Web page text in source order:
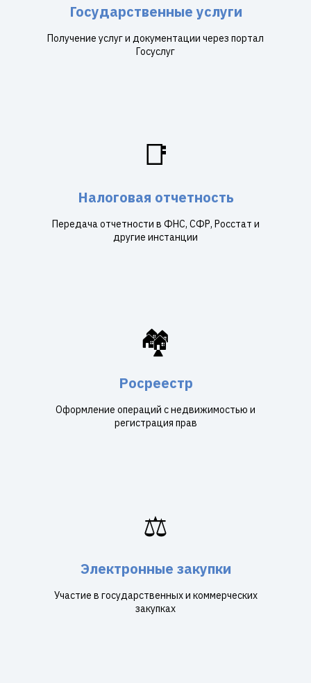
Государственные услуги
Получение услуг и документации через портал
Госуслуг
📑
Налоговая отчетность
Передача отчетности в ФНС, СФР, Росстат и
другие инстанции
🏘️
Росреестр
Оформление операций с недвижимостью и
регистрация прав
⚖️
Электронные закупки
Участие в государственных и коммерческих
закупках